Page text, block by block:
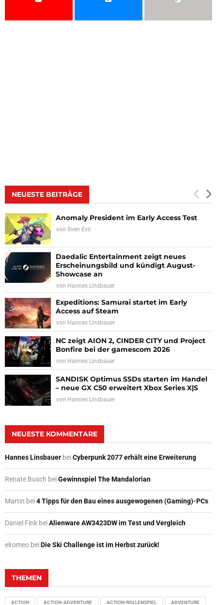
NEUESTE BEITRÄGE
Anomaly President im Early Access Test
von Sven Evil
Daedalic Entertainment zeigt neues
Erscheinungsbild und kündigt August-
Showcase an
von Hannes Linsbauer
Expeditions: Samurai startet im Early
Access auf Steam
von Hannes Linsbauer
NC zeigt AION 2, CINDER CITY und Project
Bonfire bei der gamescom 2026
von Hannes Linsbauer
SANDISK Optimus SSDs starten im Handel
– neue GX C50 erweitert Xbox Series X|S
von Hannes Linsbauer
NEUESTE KOMMENTARE
Hannes Linsbauer beiCyberpunk 2077 erhält eine Erweiterung
Renate Busch beiGewinnspiel The Mandalorian
Martin bei4 Tipps für den Bau eines ausgewogenen (Gaming)-PCs
Daniel Fink beiAlienware AW3423DW im Test und Vergleich
elromeo beiDie Ski Challenge ist im Herbst zurück!
THEMEN
ACTION ACTION-ADVENTURE ACTION-ROLLENSPIEL ADVENTURE